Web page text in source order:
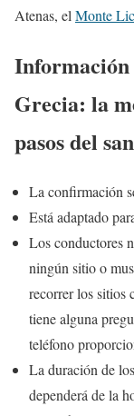
Atenas, el Monte
Información
Grecia: la
pasos del
La confirmación
Está adaptado
Los conductores
ningún sitio o
recorrer los sitios
tiene alguna
teléfono
La duración de
dependerá de la